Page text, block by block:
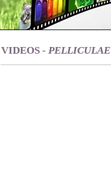
VIDEOS - PELLICULAE